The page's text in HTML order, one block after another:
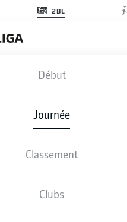
2BL
Début
Journée
Classement
Clubs
KSC - EBS
STATISTIQUES